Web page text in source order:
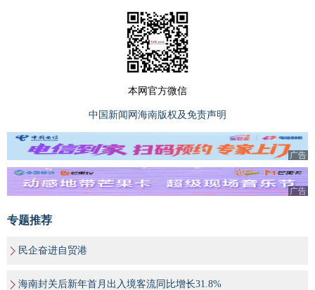
本网官方微信
中国新闻网海南版权及免责声明
广告
广告
专题推荐
民企奋进自贸港
海南封关后新年首月出入境客流同比增长31.8%